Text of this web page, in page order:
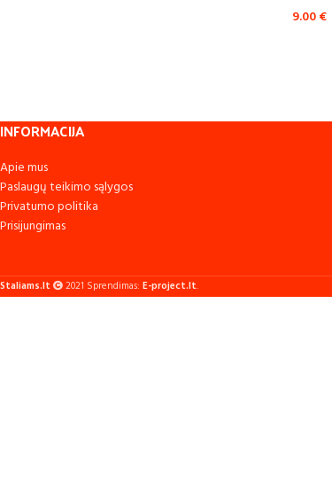
9.00€
INFORMACIJA
Apie mus
Paslaugų teikimo sąlygos
Privatumo politika
Prisijungimas
Staliams.lt 2021 Sprendimas: E-project.lt.